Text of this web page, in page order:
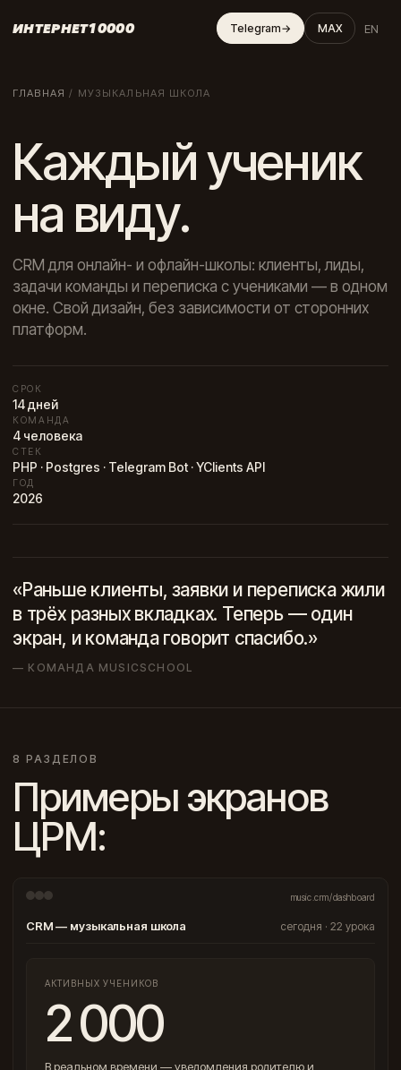
ИНТЕРНЕТ10000 Telegram→ MAX EN
ГЛАВНАЯ / МУЗЫКАЛЬНАЯ ШКОЛА
Каждый ученик
на виду.
CRM для онлайн- и офлайн-школы: клиенты, лиды,
задачи команды и переписка с учениками — в одном
окне. Свой дизайн, без зависимости от сторонних
платформ.
СРОК
14 дней
КОМАНДА
4 человека
СТЕК
PHP · Postgres · Telegram Bot · YClients API
ГОД
2026
«Раньше клиенты, заявки и переписка жили
в трёх разных вкладках. Теперь — один
экран, и команда говорит спасибо.»
— КОМАНДА MUSICSCHOOL
8 РАЗДЕЛОВ
Примеры экранов
ЦРМ:
music.crm/dashboard
CRM — музыкальная школа сегодня · 22 урока
АКТИВНЫХ УЧЕНИКОВ
2 000
В реальном времени — уведомления родителю и